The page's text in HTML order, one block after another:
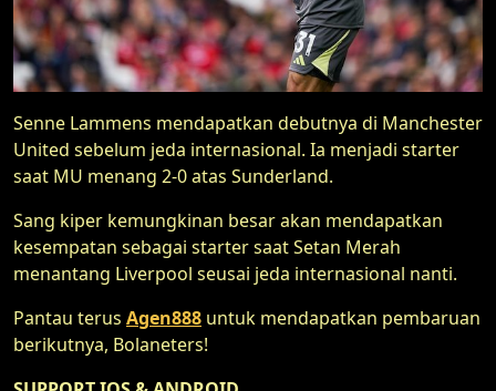
Senne Lammens mendapatkan debutnya di Manchester
United sebelum jeda internasional. Ia menjadi starter
saat MU menang 2-0 atas Sunderland.
Sang kiper kemungkinan besar akan mendapatkan
kesempatan sebagai starter saat Setan Merah
menantang Liverpool seusai jeda internasional nanti.
Pantau terus Agen888 untuk mendapatkan pembaruan
berikutnya, Bolaneters!